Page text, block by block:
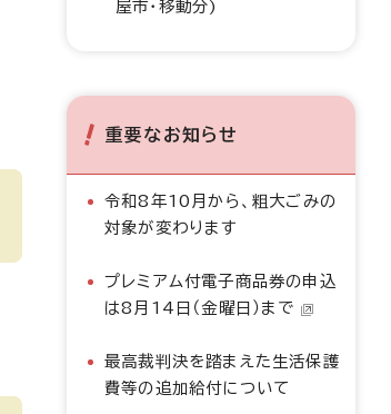
屋市・移動分)
重要なお知らせ
令和8年10月から、粗大ごみの
対象が変わります
プレミアム付電子商品券の申込
は8月14日（金曜日）まで
最高裁判決を踏まえた生活保護
費等の追加給付について